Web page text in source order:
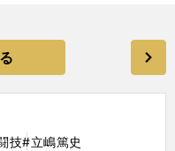
技#立嶋篤史